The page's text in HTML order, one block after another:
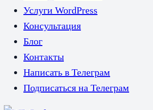
Услуги WordPress
Консультация
Блог
Контакты
Написать в Телеграм
Подписаться на Телеграм